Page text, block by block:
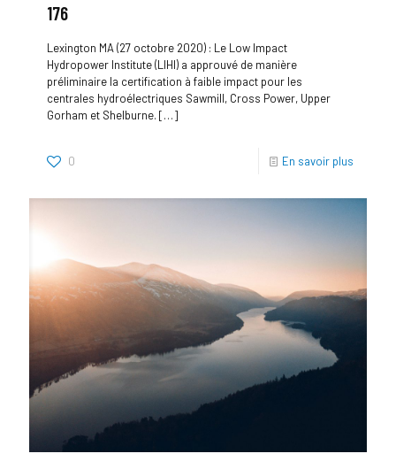
176
Lexington MA (27 octobre 2020) : Le Low Impact
Hydropower Institute (LIHI) a approuvé de manière
préliminaire la certification à faible impact pour les
centrales hydroélectriques Sawmill, Cross Power, Upper
Gorham et Shelburne. […]
0 En savoir plus